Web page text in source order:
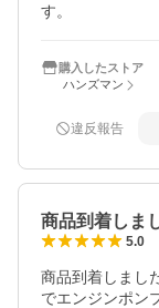
す。
購入したストア
ハンズマン
違反報告
商品到着しま
5.0
商品到着しまし
でエンジンポン